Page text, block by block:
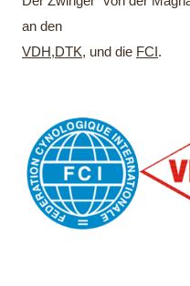
an den
VDH,DTK, und die FCI.